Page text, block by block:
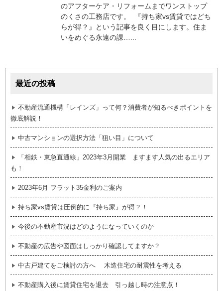
のアフターケア・リフォームまでワンストップ
のくさの工務店です。 『持ち家vs賃貸ではどち
らが得？』という記事を良く目にします。住ま
いをめぐる永遠の課…...
最近の投稿
不動産流通機構「レインズ」って何？消費者が知るべきポイントを
徹底解説！
中古マンションの選択方法「狙い目」について
「相鉄・東急直通線」2023年3月開業 ますます人気の出るエリア
も！
2023年6月 フラット35金利のご案内
持ち家vs賃貸は圧倒的に『持ち家』が得？！
今後の不動産市況はどのようになっていくのか
不動産の広告や図面はしっかり確認してますか？
中古戸建てをご検討の方へ 木造住宅の耐震性を考える
不動産購入後に賃貸住宅を退去 引っ越し時の注意点！